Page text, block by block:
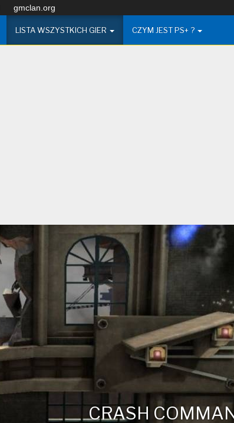
gmclan.org
LISTA WSZYSTKICH GIER CZYM JEST PS+ ?
CRASH